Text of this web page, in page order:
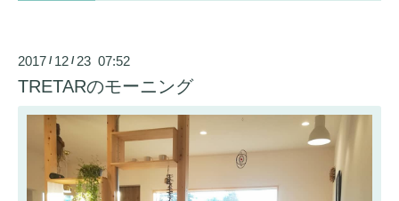
2017 / 12 / 23 07:52
TRETARのモーニング